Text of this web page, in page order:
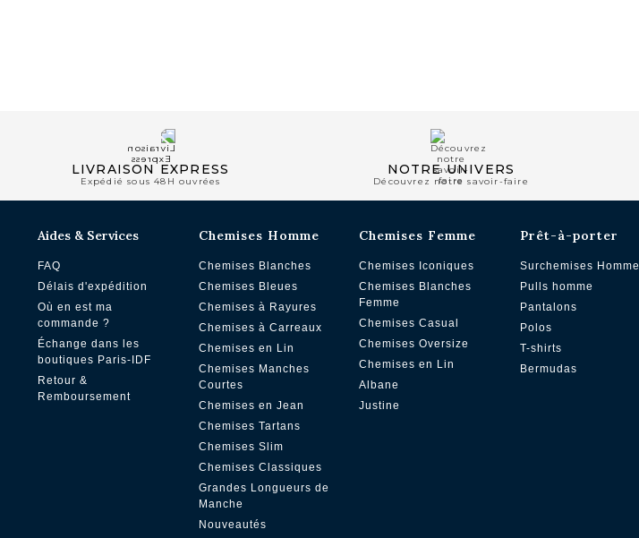
LIVRAISON EXPRESS
Expédié sous 48H ouvrées
NOTRE UNIVERS
Découvrez notre savoir-faire
Aides & Services
FAQ
Délais d'expédition
Où en est ma
commande ?
Échange dans les
boutiques Paris-IDF
Retour &
Remboursement
Chemises Homme
Chemises Blanches
Chemises Bleues
Chemises à Rayures
Chemises à Carreaux
Chemises en Lin
Chemises Manches
Courtes
Chemises en Jean
Chemises Tartans
Chemises Slim
Chemises Classiques
Grandes Longueurs de
Manche
Nouveautés
Chemises Femme
Chemises Iconiques
Chemises Blanches
Femme
Chemises Casual
Chemises Oversize
Chemises en Lin
Albane
Justine
Prêt-à-porter
Surchemises Homme
Pulls homme
Pantalons
Polos
T-shirts
Bermudas